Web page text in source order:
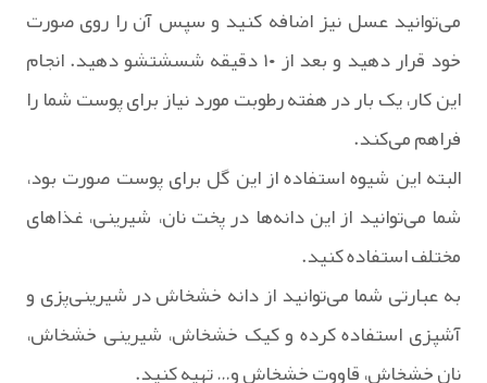
می‌توانید عسل نیز اضافه کنید و سپس آن را روی صورت
خود قرار دهید و بعد از ۱۰ دقیقه شسشتشو دهید. انجام
این کار، یک بار در هفته رطوبت مورد نیاز برای پوست شما را
فراهم می‌کند.
البته این شیوه استفاده از این گل برای پوست صورت بود،
شما می‌توانید از این دانه‌ها در پخت نان، شیرینی، غذاهای
مختلف استفاده کنید.
به عبارتی شما می‌توانید از دانه خشخاش در شیرینی‌پزی و
آشپزی استفاده کرده و کیک خشخاش، شیرینی خشخاش،
نان خشخاش، قاووت خشخاش و… تهیه کنید.